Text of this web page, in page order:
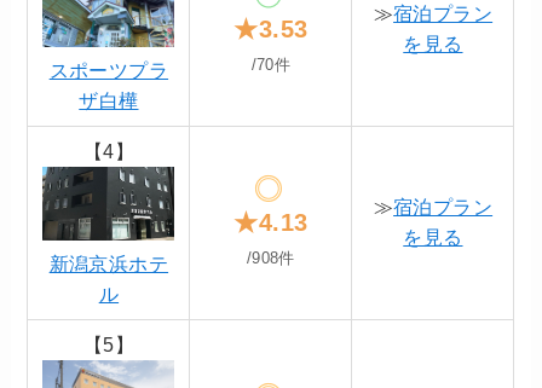
スポーツプラ
ザ白樺
★3.53
/70件
≫宿泊プラン
を見る
【4】
新潟京浜ホテ
ル
★4.13
/908件
≫宿泊プラン
を見る
【5】